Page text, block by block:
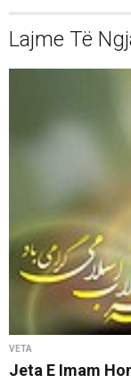
Lajme Të
VETA
Jeta E Imam